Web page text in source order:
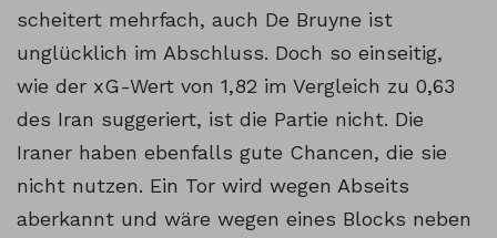
scheitert mehrfach, auch De Bruyne ist
unglücklich im Abschluss. Doch so einseitig,
wie der xG-Wert von 1,82 im Vergleich zu 0,63
des Iran suggeriert, ist die Partie nicht. Die
Iraner haben ebenfalls gute Chancen, die sie
nicht nutzen. Ein Tor wird wegen Abseits
aberkannt und wäre wegen eines Blocks neben